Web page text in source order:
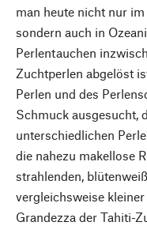
man heute nicht nur
sondern auch in
Perlentauchen
Zuchtperlen abgelöst
Perlen und des
Schmuck ausgesucht,
unterschiedlichen
die nahezu makellose
strahlenden,
vergleichsweise
Grandezza der Tahiti-